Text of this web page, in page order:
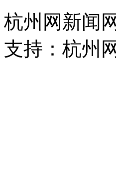
杭州网新闻
支持：杭州